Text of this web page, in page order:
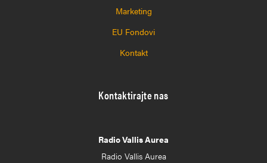
Marketing
EU Fondovi
Kontakt
Kontaktirajte nas
Radio Vallis Aurea
Radio Vallis Aurea